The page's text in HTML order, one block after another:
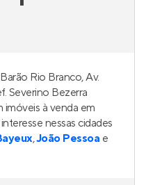
Rio Branco, Av.
Severino Bezerra
imóveis à venda em
nessas cidades
,João Pessoa e